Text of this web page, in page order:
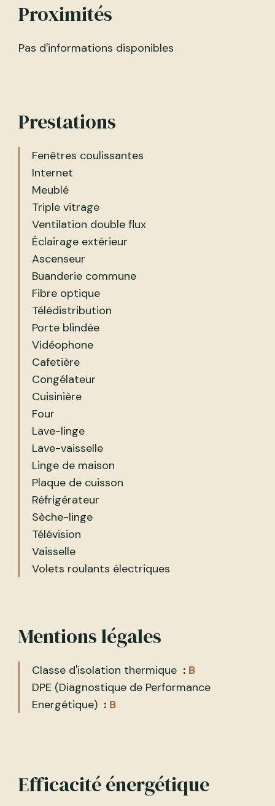
Proximités
Pas d'informations disponibles
Prestations
Fenêtres coulissantes
Internet
Meublé
Triple vitrage
Ventilation double flux
Éclairage extérieur
Ascenseur
Buanderie commune
Fibre optique
Télédistribution
Porte blindée
Vidéophone
Cafetière
Congélateur
Cuisinière
Four
Lave-linge
Lave-vaisselle
Linge de maison
Plaque de cuisson
Réfrigérateur
Sèche-linge
Télévision
Vaisselle
Volets roulants électriques
Mentions légales
Classe d'isolation thermique
B
DPE (Diagnostique de Performance
Energétique)
B
Efficacité énergétique